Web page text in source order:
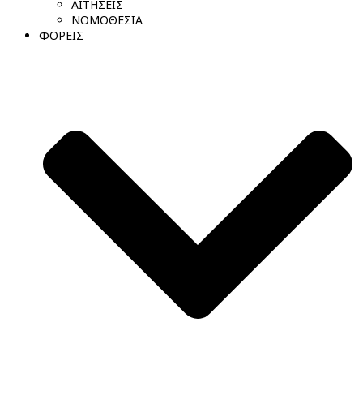
ΑΙΤΗΣΕΙΣ
ΝΟΜΟΘΕΣΙΑ
ΦΟΡΕΙΣ